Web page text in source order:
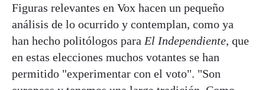
Figuras relevantes en Vox hacen un pequeño
análisis de lo ocurrido y contemplan, como ya
han hecho politólogos para El Independiente, que
en estas elecciones muchos votantes se han
permitido "experimentar con el voto". "Son